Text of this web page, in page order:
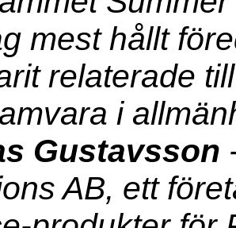
mest hållt
relaterade
i
Gustavsson
AB, ett